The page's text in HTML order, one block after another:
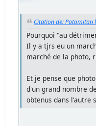
Citation de: Potomitan
Pourquoi "au
Il y a tjrs eu un
marché de la photo,
Et je pense que
d'un grand nombre
obtenus dans l'autre